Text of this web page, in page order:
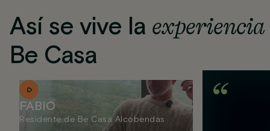
Así se vive la experiencia
Be Casa
FABIO
Residente de Be Casa Alcobendas